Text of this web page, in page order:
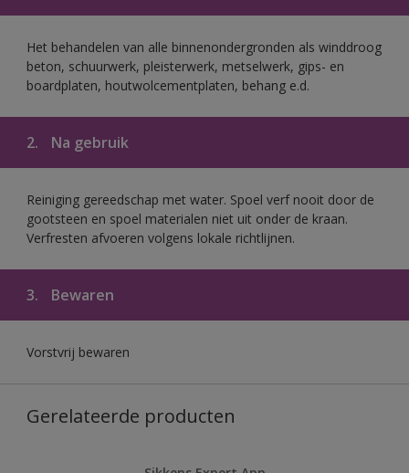
Het behandelen van alle binnenondergronden als winddroog
beton, schuurwerk, pleisterwerk, metselwerk, gips- en
boardplaten, houtwolcementplaten, behang e.d.
2. Na gebruik
Reiniging gereedschap met water. Spoel verf nooit door de
gootsteen en spoel materialen niet uit onder de kraan.
Verfresten afvoeren volgens lokale richtlijnen.
3. Bewaren
Vorstvrij bewaren
Gerelateerde producten